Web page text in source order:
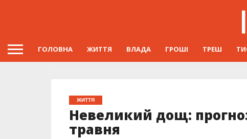
ГОЛОВНА ЖИТТЯ ВЛАДА ГРОШІ ТРЕШ
ЖИТТЯ
Невеликий дощ:
травня